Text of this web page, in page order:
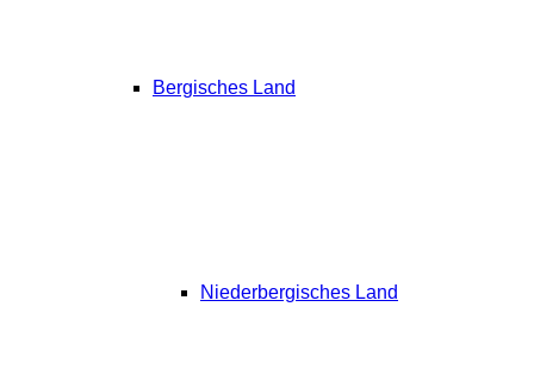
Bergisches Land
Niederbergisches Land